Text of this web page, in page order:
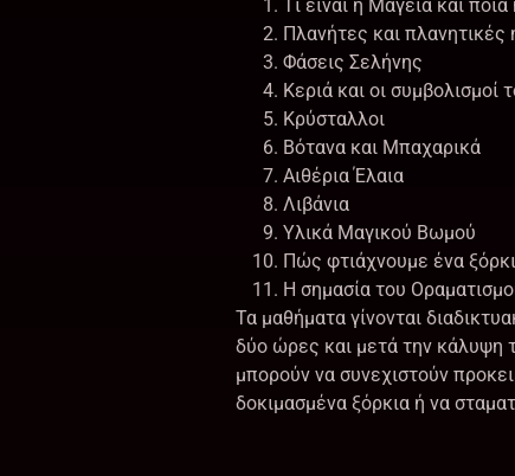
Τί είναι η Μαγεία και
Πλανήτες και
Φάσεις Σελήνης
Κεριά και οι συμβολισμοί
Κρύσταλλοι
Βότανα και Μπαχαρικά
Αιθέρια Έλαια
Λιβάνια
Υλικά Μαγικού Βωμού
Πώς φτιάχνουμε ένα ξόρκι
Η σημασία του
Τα μαθήματα γίνονται
δύο ώρες και μετά την
μπορούν να συνεχιστούν
δοκιμασμένα ξόρκια ή να